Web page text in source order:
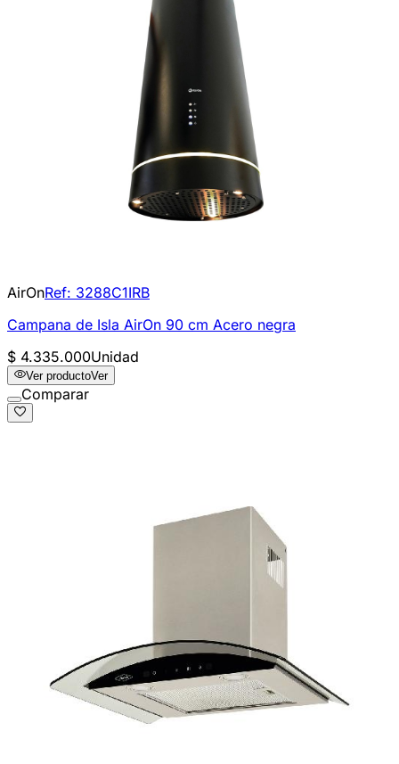
AirOnRef: 3288C1IRB
Campana de Isla AirOn 90 cm Acero negra
$ 4.335.000Unidad
Ver productoVer
Comparar